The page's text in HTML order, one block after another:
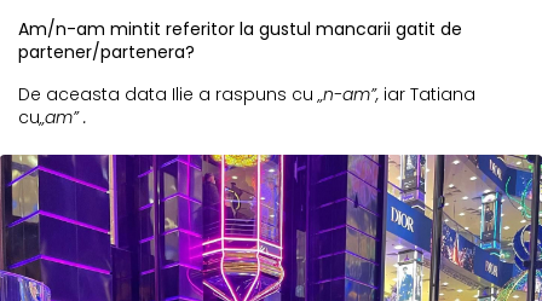
Am/n-am mintit referitor la gustul mancarii gatit de
partener/partenera?
De aceasta data Ilie a raspuns cu „n-am”, iar Tatiana
cu„am” .